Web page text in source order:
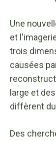
Une
et
trois
causées
large et
diffèrent
Des